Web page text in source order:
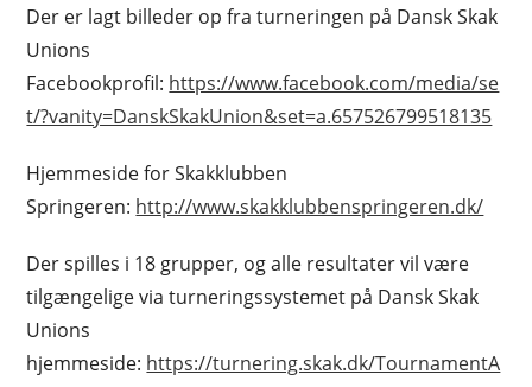
Der er lagt billeder op fra turneringen på Dansk Skak
Unions
Facebookprofil: https://www.facebook.com/media/se
t/?vanity=DanskSkakUnion&set=a.657526799518135
Hjemmeside for Skakklubben
Springeren: http://www.skakklubbenspringeren.dk/
Der spilles i 18 grupper, og alle resultater vil være
tilgængelige via turneringssystemet på Dansk Skak
Unions
hjemmeside: https://turnering.skak.dk/TournamentA